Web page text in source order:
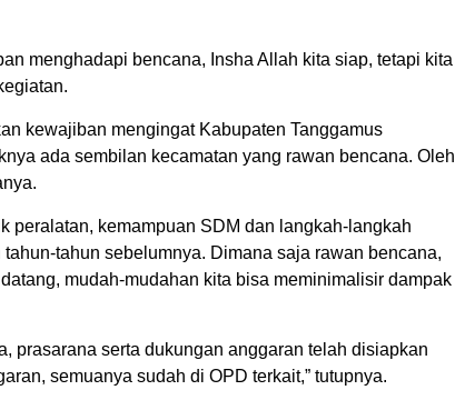
menghadapi bencana, Insha Allah kita siap, tetapi kita
kewajiban mengingat Kabupaten Tanggamus
ada sembilan kecamatan yang rawan bencana. Oleh
peralatan, kemampuan SDM dan langkah-langkah
tahun sebelumnya. Dimana saja rawan bencana,
mudah-mudahan kita bisa meminimalisir dampak
prasarana serta dukungan anggaran telah disiapkan
semuanya sudah di OPD terkait,” tutupnya.